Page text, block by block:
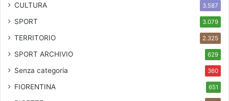
CULTURA 3.587
SPORT 3.079
TERRITORIO 2.325
SPORT ARCHIVIO 629
Senza categoria 360
FIORENTINA 651